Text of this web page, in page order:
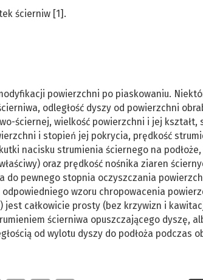
ścierniw [1].
powierzchni po piaskowaniu.
odległość dyszy od powierzchni
ściernej, wielkość powierzchni i jej kształt,
i stopień jej pokrycia, prędkość
nacisku strumienia ściernego na
oraz prędkość nośnika ziaren
do pewnego stopnia oczyszczania
wzoru chropowacenia
jest całkowicie prosty (bez krzywizn i
ścierniwa opuszczającego dyszę,
od wylotu dyszy do podłoża podczas